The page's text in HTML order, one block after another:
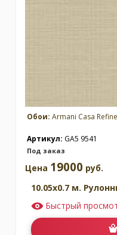
Обои: Armani Casa
Артикул: GA5 9541
Под заказ
Цена 19000 руб.
10.05x0.7 м.
Быстрый